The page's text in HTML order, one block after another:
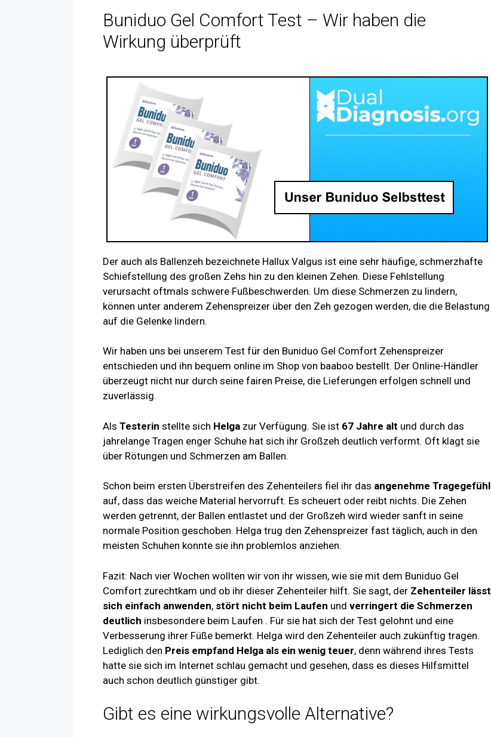
Buniduo Gel Comfort Test – Wir haben die
Wirkung überprüft
Der auch als Ballenzeh bezeichnete Hallux Valgus ist eine sehr häufige, schmerzhafte
Schiefstellung des großen Zehs hin zu den kleinen Zehen. Diese Fehlstellung
verursacht oftmals schwere Fußbeschwerden. Um diese Schmerzen zu lindern,
können unter anderem Zehenspreizer über den Zeh gezogen werden, die die Belastung
auf die Gelenke lindern.
Wir haben uns bei unserem Test für den Buniduo Gel Comfort Zehenspreizer
entschieden und ihn bequem online im Shop von baaboo bestellt. Der Online-Händler
überzeugt nicht nur durch seine fairen Preise, die Lieferungen erfolgen schnell und
zuverlässig.
Als Testerin stellte sich Helga zur Verfügung. Sie ist 67 Jahre alt und durch das
jahrelange Tragen enger Schuhe hat sich ihr Großzeh deutlich verformt. Oft klagt sie
über Rötungen und Schmerzen am Ballen.
Schon beim ersten Überstreifen des Zehenteilers fiel ihr das angenehme Tragegefühl
auf, dass das weiche Material hervorruft. Es scheuert oder reibt nichts. Die Zehen
werden getrennt, der Ballen entlastet und der Großzeh wird wieder sanft in seine
normale Position geschoben. Helga trug den Zehenspreizer fast täglich, auch in den
meisten Schuhen konnte sie ihn problemlos anziehen.
Fazit: Nach vier Wochen wollten wir von ihr wissen, wie sie mit dem Buniduo Gel
Comfort zurechtkam und ob ihr dieser Zehenteiler hilft. Sie sagt, der Zehenteiler lässt
sich einfach anwenden, stört nicht beim Laufen und verringert die Schmerzen
deutlich insbesondere beim Laufen . Für sie hat sich der Test gelohnt und eine
Verbesserung ihrer Füße bemerkt. Helga wird den Zehenteiler auch zukünftig tragen.
Lediglich den Preis empfand Helga als ein wenig teuer, denn während ihres Tests
hatte sie sich im Internet schlau gemacht und gesehen, dass es dieses Hilfsmittel
auch schon deutlich günstiger gibt.
Gibt es eine wirkungsvolle Alternative?